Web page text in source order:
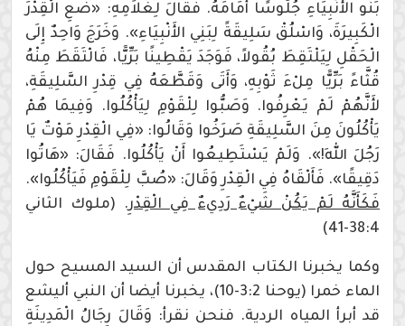
بَنُو الأَنْبِيَاءِ جُلُوسًا أَمَامَهُ. فَقَالَ لِغُلاَمِهِ: «ضَعِ الْقِدْرَ
الْكَبِيرَةَ، وَاسْلُقْ سَلِيقَةً لِبَنِي الأَنْبِيَاءِ». وَخَرَجَ وَاحِدٌ إِلَى
الْحَقْلِ لِيَلْتَقِطَ بُقُولاً، فَوَجَدَ يَقْطِينًا بَرِّيًّا، فَالْتَقَطَ مِنْهُ
قُثَّاءً بَرِّيًّا مِلْءَ ثَوْبِهِ، وَأَتَى وَقَطَّعَهُ فِي قِدْرِ السَّلِيقَةِ،
لأَنَّهُمْ لَمْ يَعْرِفُوا. وَصَبُّوا لِلْقَوْمِ لِيَأْكُلُوا. وَفِيمَا هُمْ
يَأْكُلُونَ مِنَ السَّلِيقَةِ صَرَخُوا وَقَالُوا: «فِي الْقِدْرِ مَوْتٌ يَا
رَجُلَ اللهِ!». وَلَمْ يَسْتَطِيعُوا أَنْ يَأْكُلُوا. فَقَالَ: «هَاتُوا
دَقِيقًا». فَأَلْقَاهُ فِي الْقِدْرِ وَقَالَ: «صُبَّ لِلْقَوْمِ فَيَأْكُلُوا».
فَكَأَنَّهُ لَمْ يَكُنْ شَيْءٌ رَدِيءٌ فِي الْقِدْرِ. (ملوك الثاني
38:4-41)
وكما يخبرنا الكتاب المقدس أن السيد المسيح حول
الماء خمرا (يوحنا 3:2-10)، يخبرنا أيضا أن النبي أليشع
قد أبرأ المياه الردية. فنحن نقرأ: وَقَالَ رِجَالُ الْمَدِينَةِ